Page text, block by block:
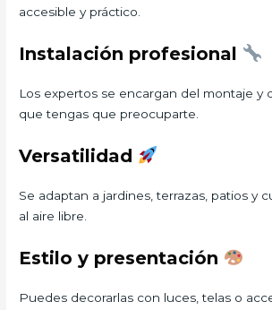
accesible y práctico.
Instalación profesional
Los expertos se encargan del montaje y
que tengas que preocuparte.
Versatilidad
Se adaptan a jardines, terrazas, patios y
al aire libre.
Estilo y presentación
Puedes decorarlas con luces, telas o